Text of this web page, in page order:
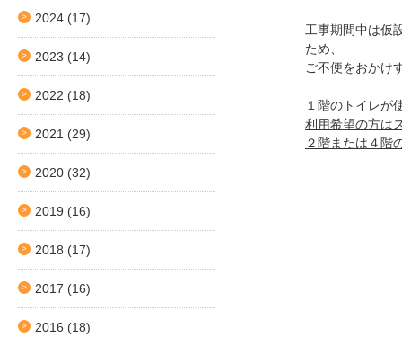
2024 (17)
2023 (14)
2022 (18)
2021 (29)
2020 (32)
2019 (16)
2018 (17)
2017 (16)
2016 (18)
工事期間中は仮
ため、
ご不便をおかけ
１階のトイレが
利用希望の方は
２階または４階